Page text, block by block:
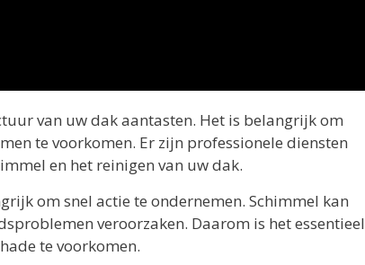
van uw dak aantasten. Het is belangrijk om
te voorkomen. Er zijn professionele diensten
en het reinigen van uw dak.
om snel actie te ondernemen. Schimmel kan
veroorzaken. Daarom is het essentieel
te voorkomen.